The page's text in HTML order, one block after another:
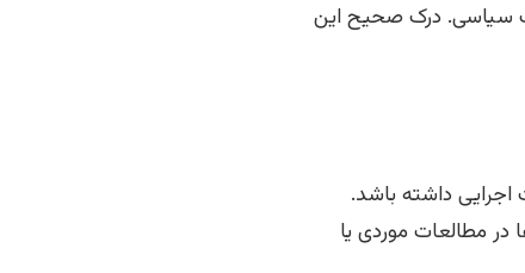
سیاسی. درک صحیح این
داشته باشد.
مطالعات موردی یا